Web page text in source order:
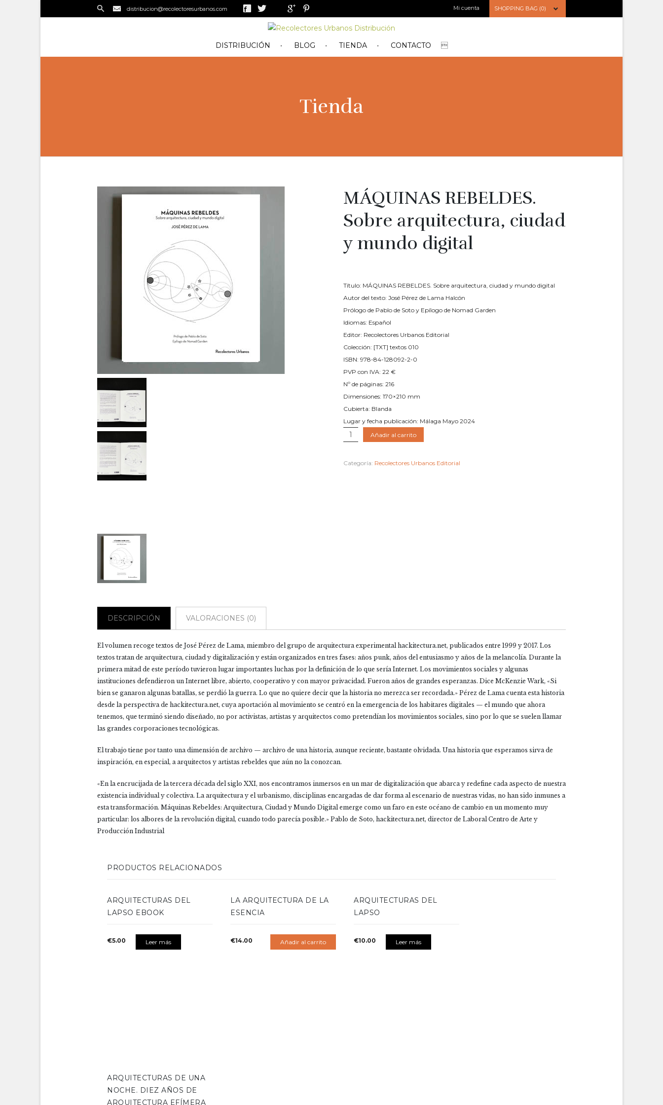
distribucion@recolectoresurbanos.com SHOPPING BAG (0)
Mi cuenta
DISTRIBUCIÓN BLOG TIENDA CONTACTO
Tienda
MÁQUINAS REBELDES.
Sobre arquitectura, ciudad
y mundo digital
Título: MÁQUINAS REBELDES. Sobre arquitectura, ciudad y mundo digital
Autor del texto: José Pérez de Lama Halcón
Prólogo de Pablo de Soto y Epílogo de Nomad Garden
Idiomas: Español
Editor: Recolectores Urbanos Editorial
Colección: [TXT] textos 010
ISBN: 978-84-128092-2-0
PVP con IVA: 22 €
Nº de páginas: 216
Dimensiones: 170×210 mm
Cubierta: Blanda
Lugar y fecha publicación: Málaga Mayo 2024
MÁQUINAS
REBELDES.
Añadir al carrito
Categoría: Recolectores Urbanos Editorial
DESCRIPCIÓN VALORACIONES (0)
El volumen recoge textos de José Pérez de Lama, miembro del grupo de arquitectura experimental hackitectura.net, publicados entre 1999 y 2017. Los
textos tratan de arquitectura, ciudad y digitalización y están organizados en tres fases: años punk, años del entusiasmo y años de la melancolía. Durante la
primera mitad de este período tuvieron lugar importantes luchas por la definición de lo que sería Internet. Los movimientos sociales y algunas
instituciones defendieron un Internet libre, abierto, cooperativo y con mayor privacidad. Fueron años de grandes esperanzas. Dice McKenzie Wark, «Si
bien se ganaron algunas batallas, se perdió la guerra. Lo que no quiere decir que la historia no merezca ser recordada.» Pérez de Lama cuenta esta historia
desde la perspectiva de hackitectura.net, cuya aportación al movimiento se centró en la emergencia de los habitares digitales — el mundo que ahora
tenemos, que terminó siendo diseñado, no por activistas, artistas y arquitectos como pretendían los movimientos sociales, sino por lo que se suelen llamar
las grandes corporaciones tecnológicas.
El trabajo tiene por tanto una dimensión de archivo — archivo de una historia, aunque reciente, bastante olvidada. Una historia que esperamos sirva de
inspiración, en especial, a arquitectos y artistas rebeldes que aún no la conozcan.
«En la encrucijada de la tercera década del siglo XXI, nos encontramos inmersos en un mar de digitalización que abarca y redefine cada aspecto de nuestra
existencia individual y colectiva. La arquitectura y el urbanismo, disciplinas encargadas de dar forma al escenario de nuestras vidas, no han sido inmunes a
esta transformación. Máquinas Rebeldes: Arquitectura, Ciudad y Mundo Digital emerge como un faro en este océano de cambio en un momento muy
particular: los albores de la revolución digital, cuando todo parecía posible.» Pablo de Soto, hackitectura.net, director de Laboral Centro de Arte y
Producción Industrial
PRODUCTOS RELACIONADOS
ARQUITECTURAS DEL
LAPSO EBOOK
€5.00 Leer más
LA ARQUITECTURA DE LA
ESENCIA
€14.00 Añadir al carrito
ARQUITECTURAS DEL
LAPSO
€10.00 Leer más
ARQUITECTURAS DE UNA
NOCHE. DIEZ AÑOS DE
ARQUITECTURA EFÍMERA